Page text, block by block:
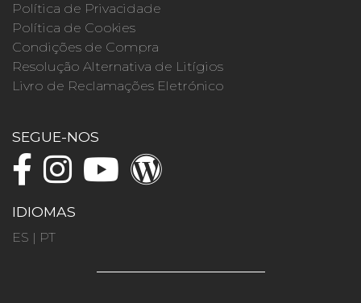
Política de Privacidade
Política de Cookies
Condições de Compra
Resolução Alternativa de Litígios
Livro de Reclamações Eletrónico
SEGUE-NOS
IDIOMAS
ES | PT